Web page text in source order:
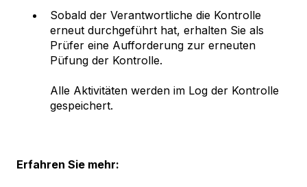
Sobald der Verantwortliche die Kontrolle
erneut durchgeführt hat, erhalten Sie als
Prüfer eine Aufforderung zur erneuten
Püfung der Kontrolle.
Alle Aktivitäten werden im Log der Kontrolle
gespeichert.
Erfahren Sie mehr: